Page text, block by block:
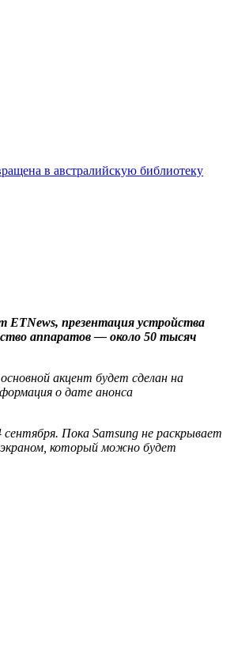
в австралийскую библиотеку
ETNews, презентация устройства
аппаратов — около 50 тысяч
акцент будет сделан на
о дате анонса
Пока Samsung не раскрывает
экраном, который можно будет